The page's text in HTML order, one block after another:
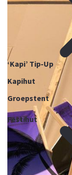
‘Kapi’ Tip-Up
Kapihut
Groepstent
Festihut